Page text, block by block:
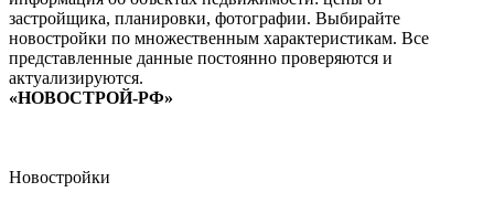
застройщика, планировки, фотографии. Выбирайте
новостройки по множественным характеристикам. Все
представленные данные постоянно проверяются и
актуализируются.
«НОВОСТРОЙ-РФ»
Новостройки